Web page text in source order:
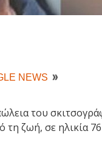
NEWS
του
τη ζωή, σε ηλικία 76